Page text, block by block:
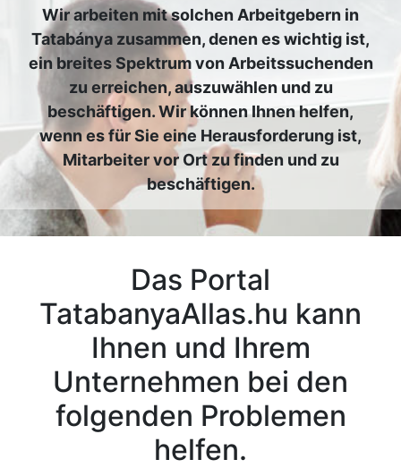
Wir arbeiten mit solchen Arbeitgebern in
Tatabánya zusammen, denen es wichtig ist,
ein breites Spektrum von Arbeitssuchenden
zu erreichen, auszuwählen und zu
beschäftigen. Wir können Ihnen helfen,
wenn es für Sie eine Herausforderung ist,
Mitarbeiter vor Ort zu finden und zu
beschäftigen.
Das Portal
TatabanyaAllas.hu kann
Ihnen und Ihrem
Unternehmen bei den
folgenden Problemen
helfen.